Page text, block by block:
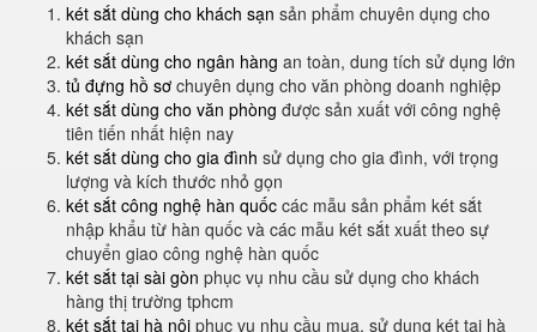
két sắt dùng cho khách sạn sản phẩm chuyên dụng cho
khách sạn
két sắt dùng cho ngân hàng an toàn, dung tích sử dụng lớn
tủ đựng hồ sơ chuyên dụng cho văn phòng doanh nghiệp
két sắt dùng cho văn phòng được sản xuất với công nghệ
tiên tiến nhất hiện nay
két sắt dùng cho gia đình sử dụng cho gia đình, với trọng
lượng và kích thước nhỏ gọn
két sắt công nghệ hàn quốc các mẫu sản phẩm két sắt
nhập khẩu từ hàn quốc và các mẫu két sắt xuất theo sự
chuyển giao công nghệ hàn quốc
két sắt tại sài gòn phục vụ nhu cầu sử dụng cho khách
hàng thị trường tphcm
két sắt tại hà nội phục vụ nhu cầu mua, sử dụng két tại hà